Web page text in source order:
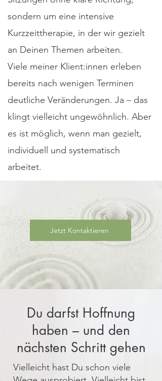
sondern um eine intensive
Kurzzeittherapie, in der wir gezielt
an Deinen Themen arbeiten.
Viele meiner Klient:innen erleben
bereits nach wenigen Terminen
deutliche Veränderungen. Ja – das
klingt vielleicht ungewöhnlich. Aber
es ist möglich, wenn man gezielt,
individuell und systematisch
arbeitet.
Jetzt Kontaktieren
Du darfst Hoffnung
haben – und den
nächsten Schritt gehen
Vielleicht hast Du schon viele